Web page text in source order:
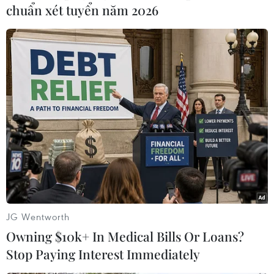
trong khu vực, trong đó phải kế đến mộtsố tàu
thủy khổng lồ như tàu vận tải USS Cyclops của
Mỹ (mất tích không để lạidấu vết cùng 306
thành viên thủy thủ đoàn và hành khách vào
năm 1918) hay tàuchở nhiên liệu SS Marine
Sulphur Queen (biến mất bí ẩn cùng 39 thành
viên thủythủ đoàn và 15.000 tấn lưu huỳnh lỏng
năm 1963)./.
Thạch Thảo (Vietnam+)
chuẩn xét tuyển năm 2026
JG Wentworth
Owning $10k+ In Medical Bills Or Loans?
Stop Paying Interest Immediately